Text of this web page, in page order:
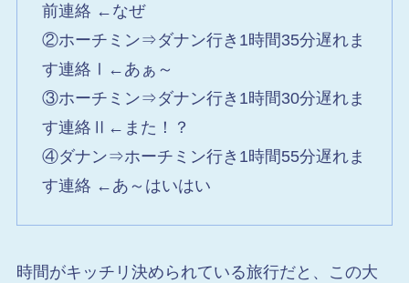
前連絡 ←なぜ
②ホーチミン⇒ダナン行き1時間35分遅れま
す連絡Ⅰ←あぁ～
③ホーチミン⇒ダナン行き1時間30分遅れま
す連絡Ⅱ←また！？
④ダナン⇒ホーチミン行き1時間55分遅れま
す連絡 ←あ～はいはい
時間がキッチリ決められている旅行だと、この大